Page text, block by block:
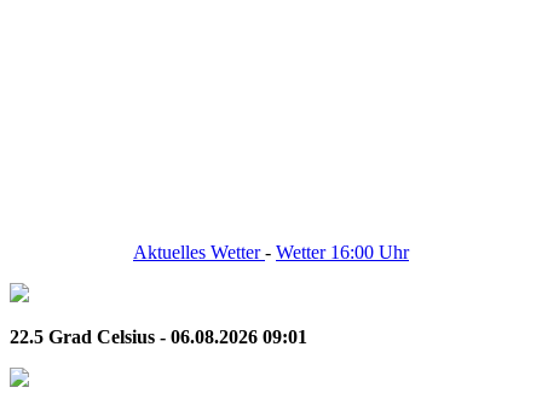
Aktuelles Wetter- Wetter 16:00 Uhr
22.5 Grad Celsius - 06.08.2026 09:01